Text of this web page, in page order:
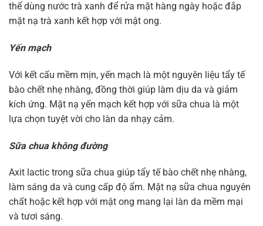
thể dùng nước trà xanh để rửa mặt hàng ngày hoặc đắp
mặt nạ trà xanh kết hợp với mật ong.
Yến mạch
Với kết cấu mềm mịn, yến mạch là một nguyên liệu tẩy tế
bào chết nhẹ nhàng, đồng thời giúp làm dịu da và giảm
kích ứng. Mặt nạ yến mạch kết hợp với sữa chua là một
lựa chọn tuyệt vời cho làn da nhạy cảm.
Sữa chua không đường
Axit lactic trong sữa chua giúp tẩy tế bào chết nhẹ nhàng,
làm sáng da và cung cấp độ ẩm. Mặt nạ sữa chua nguyên
chất hoặc kết hợp với mật ong mang lại làn da mềm mại
và tươi sáng.